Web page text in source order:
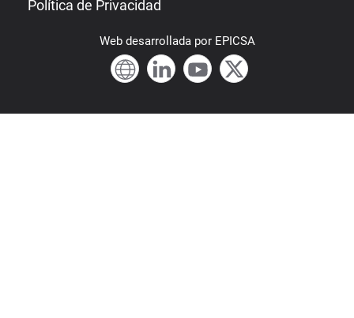
Política de Privacidad
Webdesarrollada por EPICSA